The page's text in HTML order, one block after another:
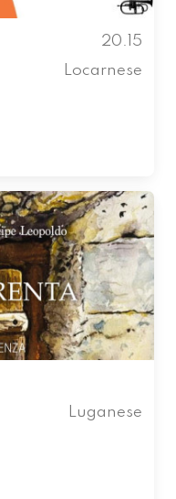
20.15
Locarnese
Luganese